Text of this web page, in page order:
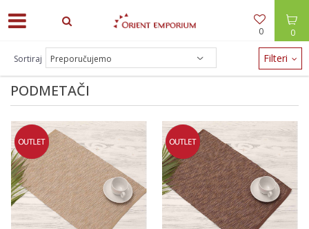
0
0
ODEĆA -30% / NAKIT -20% - zalihe brzo nestaju!
PODMETAČI
Sortiraj Filteri